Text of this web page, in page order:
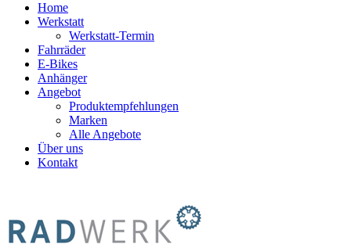
Home
Werkstatt
Werkstatt-Termin
Fahrräder
E-Bikes
Anhänger
Angebot
Produktempfehlungen
Marken
Alle Angebote
Über uns
Kontakt